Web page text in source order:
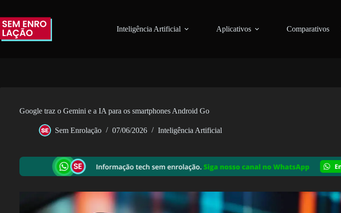
o
conteúdo
Inteligência Artificial Aplicativos Comparativos
Google traz o Gemini e a IA para os smartphones Android Go
Sem Enrolação 07/06/2026 Inteligência Artificial